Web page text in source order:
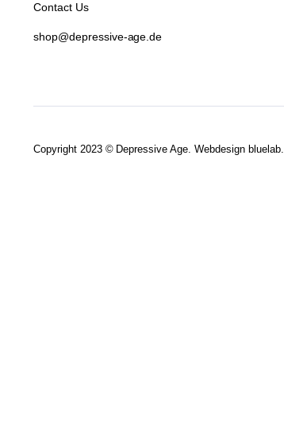
Contact Us
shop@depressive-age.de
Copyright 2023 © Depressive Age. Webdesign bluelab.